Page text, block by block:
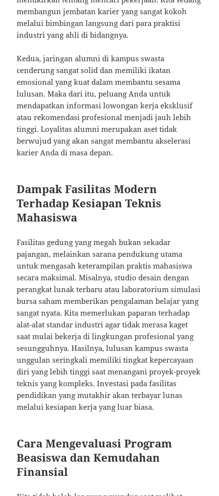
membangun jembatan karier yang sangat kokoh
melalui bimbingan langsung dari para praktisi
industri yang ahli di bidangnya.
Kedua, jaringan alumni di kampus swasta
cenderung sangat solid dan memiliki ikatan
emosional yang kuat dalam membantu sesama
lulusan. Maka dari itu, peluang Anda untuk
mendapatkan informasi lowongan kerja eksklusif
atau rekomendasi profesional menjadi jauh lebih
tinggi. Loyalitas alumni merupakan aset tidak
berwujud yang akan sangat membantu akselerasi
karier Anda di masa depan.
Dampak Fasilitas Modern
Terhadap Kesiapan Teknis
Mahasiswa
Fasilitas gedung yang megah bukan sekadar
pajangan, melainkan sarana pendukung utama
untuk mengasah keterampilan praktis mahasiswa
secara maksimal. Misalnya, studio desain dengan
perangkat lunak terbaru atau laboratorium simulasi
bursa saham memberikan pengalaman belajar yang
sangat nyata. Kita memerlukan paparan terhadap
alat-alat standar industri agar tidak merasa kaget
saat mulai bekerja di lingkungan profesional yang
sesungguhnya. Hasilnya, lulusan kampus swasta
unggulan seringkali memiliki tingkat kepercayaan
diri yang lebih tinggi saat menangani proyek-proyek
teknis yang kompleks. Investasi pada fasilitas
pendidikan yang mutakhir akan terbayar lunas
melalui kesiapan kerja yang luar biasa.
Cara Mengevaluasi Program
Beasiswa dan Kemudahan
Finansial